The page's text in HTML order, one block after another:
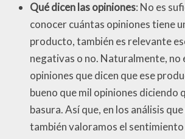
Qué dicen las opiniones: No es
conocer cuántas opiniones tiene
producto, también es relevante
negativas o no. Naturalmente, no
opiniones que dicen que ese
bueno que mil opiniones diciendo
basura. Así que, en los análisis
también valoramos el sentimiento